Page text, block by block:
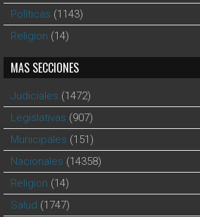
Polìticas (1143)
Religion (14)
MAS SECCIONES
Judiciales (1472)
Legislativas (907)
Municipales (151)
Nacionales (14358)
Religion (14)
Salud (1747)